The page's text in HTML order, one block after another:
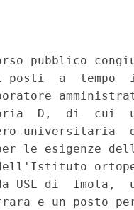
pubblico
posti  a  tempo
D,  di  cui
universitaria
le esigenze
USL di  Imola,
e un posto